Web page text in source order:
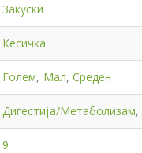
Закуски
Кесичка
Голем, Мал, Среден
Дигестија/Метаболизам,
9